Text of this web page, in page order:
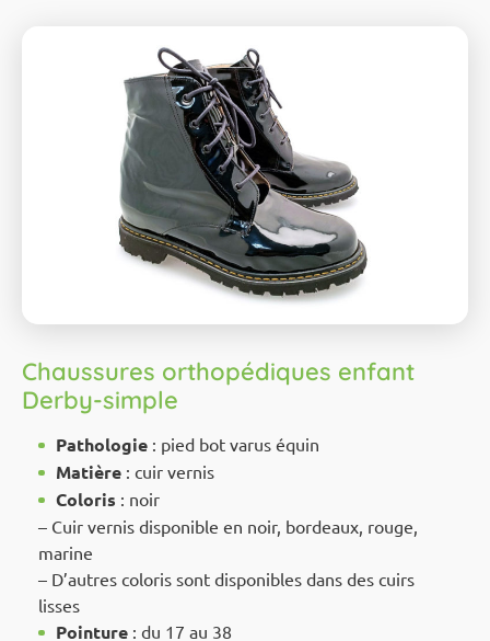
Chaussures orthopédiques enfant
Derby-simple
Pathologie : pied bot varus équin
Matière : cuir vernis
Coloris : noir
– Cuir vernis disponible en noir, bordeaux, rouge,
marine
– D’autres coloris sont disponibles dans des cuirs
lisses
Pointure : du 17 au 38